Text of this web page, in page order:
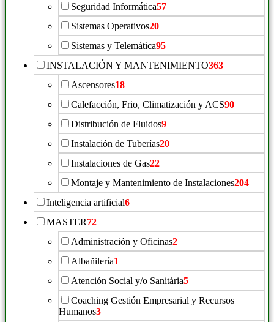
Seguridad Informática57
Sistemas Operativos20
Sistemas y Telemática95
INSTALACIÓN Y MANTENIMIENTO363
Ascensores18
Calefacción, Frio, Climatización y ACS90
Distribución de Fluidos9
Instalación de Tuberías20
Instalaciones de Gas22
Montaje y Mantenimiento de Instalaciones204
Inteligencia artificial6
MASTER72
Administración y Oficinas2
Albañilería1
Atención Social y/o Sanitária5
Coaching Gestión Empresarial y Recursos
Humanos3